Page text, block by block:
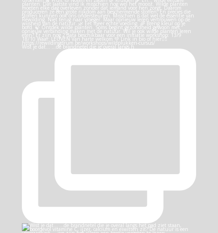
Wist je dat… …de brandnetel die je overal langs h